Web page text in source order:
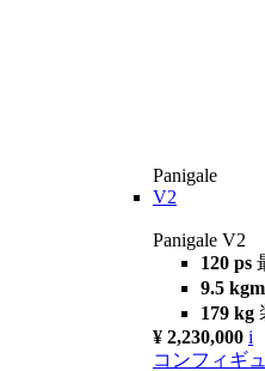
Panigale
V2
Panigale V2
120 ps
9.5 kgm
179 kg
¥ 2,230,000 i
コンフィギ